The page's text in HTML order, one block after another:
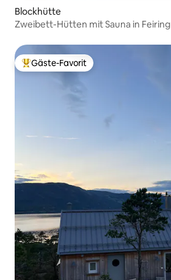
Blockhütte
Zweibett-Hütten mit Sauna in Feiring
Beliebter Gäste-Favorit.
Gäste-Favorit